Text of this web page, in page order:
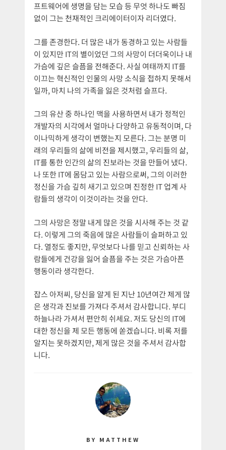
프트웨어에 생명을 담는 모습 등 무엇 하나도 빠짐
없이 그는 천재적인 크리에이터이자 리더였다.
그를 존경한다. 더 많은 내가 동경하고 있는 사람들
이 있지만 IT의 별이었던 그의 사망이 더더욱이나 내
가슴에 깊은 슬픔을 전해준다. 사실 여태까지 IT를
이끄는 혁신적인 인물의 사망 소식을 접하지 못해서
일까, 마치 나의 가족을 잃은 것처럼 슬프다.
그의 유산 중 하나인 맥을 사용하면서 내가 정적인
개발자의 시각에서 얼마나 다양하고 유동적이며, 다
이나믹하게 생각이 변했는지 모른다. 그는 분명 미
래의 우리들의 삶에 비전을 제시했고, 우리들의 삶,
IT를 통한 인간의 삶의 진보라는 것을 만들어 냈다.
나 또한 IT에 몸담고 있는 사람으로써, 그의 이러한
정신을 가슴 깊히 새기고 있으며 진정한 IT 업계 사
람들의 생각이 이것이라는 것을 안다.
그의 사망은 정말 내게 많은 것을 시사해 주는 것 같
다. 이렇게 그의 죽음에 많은 사람들이 슬퍼하고 있
다. 열정도 좋지만, 무엇보다 나를 믿고 신뢰하는 사
람들에게 건강을 잃어 슬픔을 주는 것은 가슴아픈
행동이라 생각한다.
잡스 아저씨, 당신을 알게 된 지난 10년여간 제게 많
은 생각과 진보를 가져다 주셔서 감사합니다. 부디
하늘나라 가셔서 편안히 쉬세요. 저도 당신의 IT에
대한 정신을 제 모든 행동에 쏟겠습니다. 비록 저를
알지는 못하겠지만, 제게 많은 것을 주셔서 감사합
니다.
BY MATTHEW